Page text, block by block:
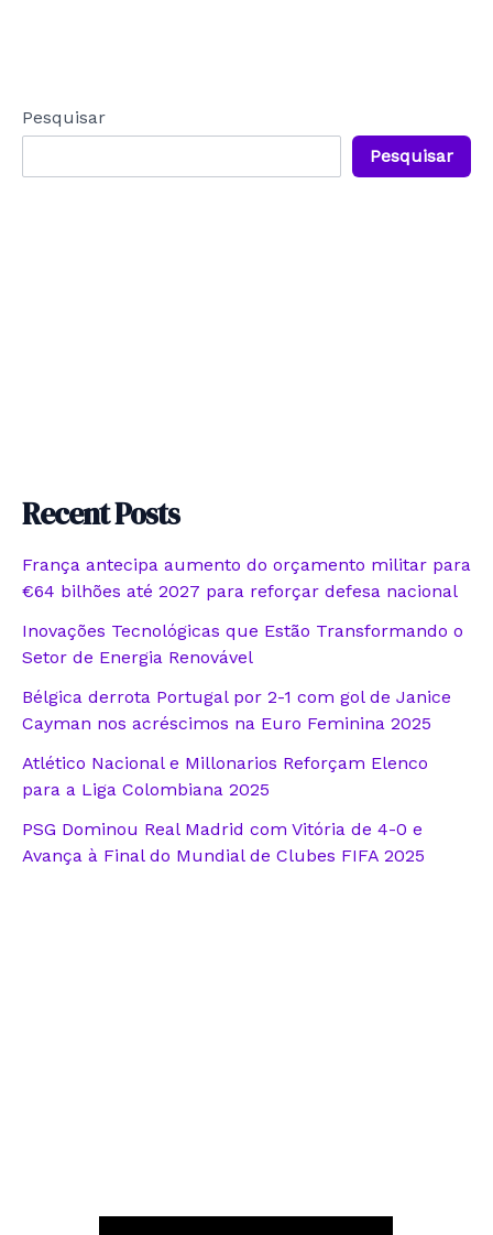
Pesquisar
Pesquisar
Recent Posts
França antecipa aumento do orçamento militar para
€64 bilhões até 2027 para reforçar defesa nacional
Inovações Tecnológicas que Estão Transformando o
Setor de Energia Renovável
Bélgica derrota Portugal por 2-1 com gol de Janice
Cayman nos acréscimos na Euro Feminina 2025
Atlético Nacional e Millonarios Reforçam Elenco
para a Liga Colombiana 2025
PSG Dominou Real Madrid com Vitória de 4-0 e
Avança à Final do Mundial de Clubes FIFA 2025